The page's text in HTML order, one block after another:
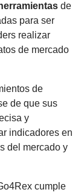
herramientas de
para ser
realizar
de mercado
de
de que sus
y
indicadores en
del mercado y
cumple